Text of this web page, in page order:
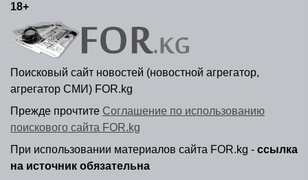
18+
Поисковый сайт новостей (новостной агрегатор,
агрегатор СМИ) FOR.kg
Прежде прочтите Соглашение по использованию
поискового сайта FOR.kg
При использовании материалов сайта FOR.kg - ссылка
на источник обязательна